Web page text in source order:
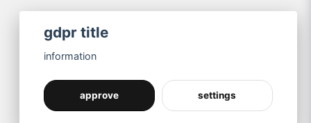
gdpr title
information
approve settings